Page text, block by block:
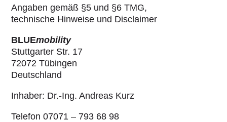
Angaben gemäß §5 und §6 TMG,
technische Hinweise und Disclaimer
BLUEmobility
Stuttgarter Str. 17
72072 Tübingen
Deutschland
Inhaber: Dr.-Ing. Andreas Kurz
Telefon 07071 – 793 68 98